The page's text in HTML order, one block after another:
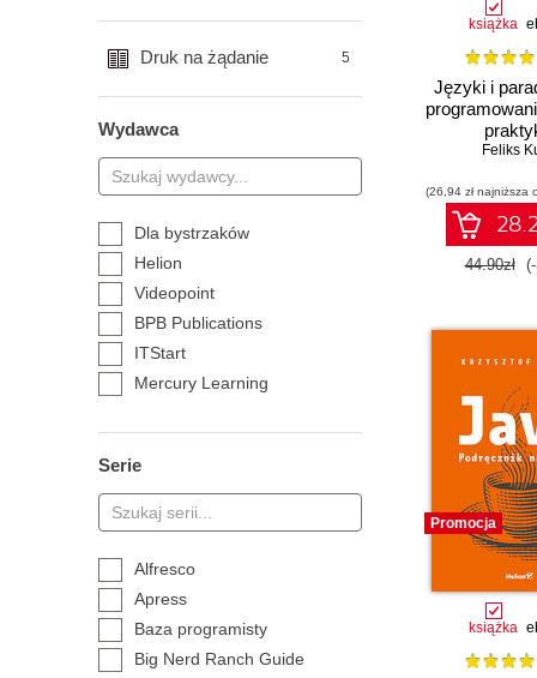
Druk na żądanie 5
Wydawca
Dla bystrzaków
Helion
Videopoint
BPB Publications
ITStart
Mercury Learning
Politechniki Warszawskiej
Packt Publishing
Promise
Wydawnictwo Naukowe PWN
Wydawnictwo Uniwersytetu
Śląskiego
Serie
Alfresco
Apress
Baza programisty
Big Nerd Ranch Guide
książka
Języki i
Feliks
(26,94 zł najniższa
44.90zł
Promocja
książka